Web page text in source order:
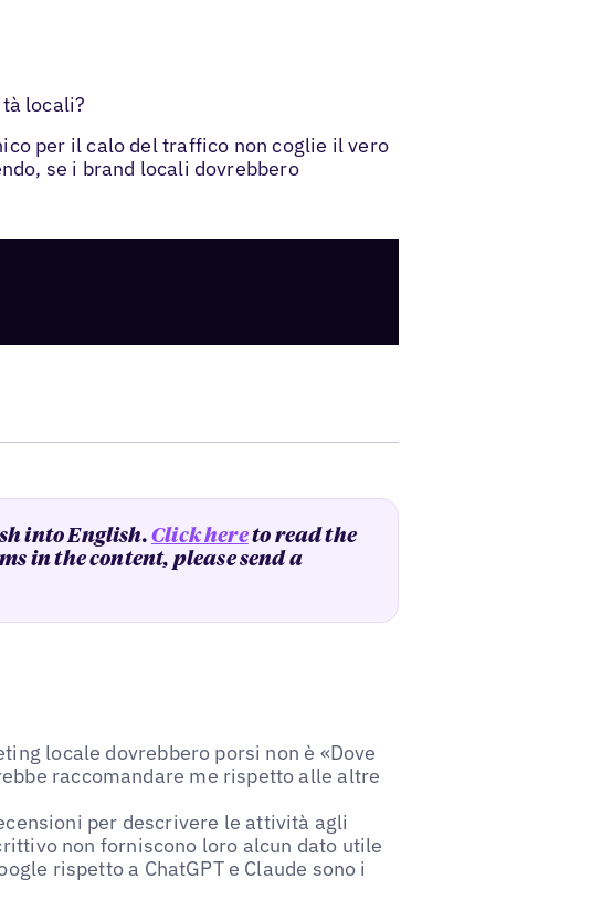
locali?
per il calo del traffico non coglie il vero
se i brand locali dovrebbero
into English. Click hereto read the
in the content, please send a
locale dovrebbero porsi non è «​Dove
raccomandare me rispetto alle altre
per descrivere le attività agli
non forniscono loro alcun dato utile
rispetto a ChatGPT e Claude sono i